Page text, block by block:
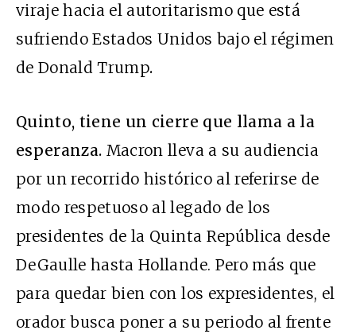
viraje hacia el autoritarismo que está
sufriendo Estados Unidos bajo el régimen
de Donald Trump.
Quinto, tiene un cierre que llama a la
esperanza. Macron lleva a su audiencia
por un recorrido histórico al referirse de
modo respetuoso al legado de los
presidentes de la Quinta República desde
DeGaulle hasta Hollande. Pero más que
para quedar bien con los expresidentes, el
orador busca poner a su periodo al frente